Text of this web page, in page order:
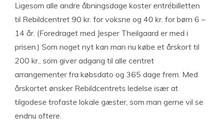
Ligesom alle andre åbningsdage koster entrébilletten
til Rebildcentret 90 kr. for voksne og 40 kr. for børn 6 –
14 år. (Foredraget med Jesper Theilgaard er med i
prisen.) Som noget nyt kan man nu købe et årskort til
200 kr., som giver adgang til alle centret
arrangementer fra købsdato og 365 dage frem. Med
årskortet ønsker Rebildcentrets ledelse især at
tilgodese trofaste lokale gæster, som man gerne vil se
endnu oftere.